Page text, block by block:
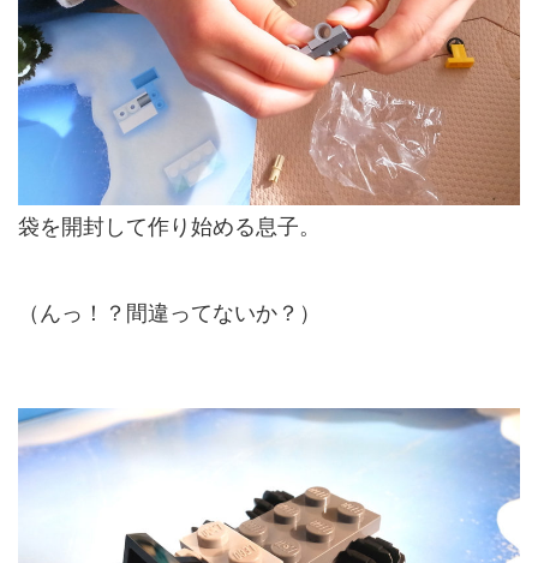
袋を開封して作り始める息子。
（んっ！？間違ってないか？）